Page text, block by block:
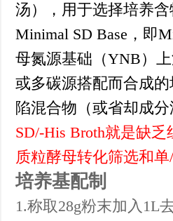
汤），用于选择培养
Minimal SD Base ，即
母氮源基础（YNB）
或多碳源搭配而合成
陷混合物（或省却成
SD/-His Broth就是缺乏
质粒酵母转化筛选和单/
培养基配制
1.称取28g粉末加入 1L